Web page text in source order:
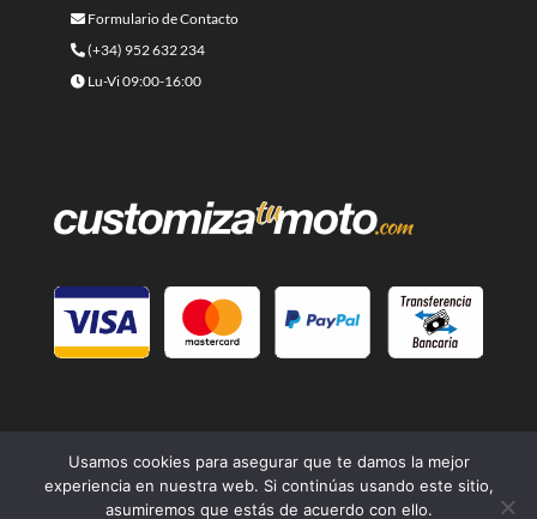
Formulario de Contacto
(+34) 952 632 234
Lu-Vi 09:00-16:00
Usamos cookies para asegurar que te damos la mejor
experiencia en nuestra web. Si continúas usando este sitio,
asumiremos que estás de acuerdo con ello.